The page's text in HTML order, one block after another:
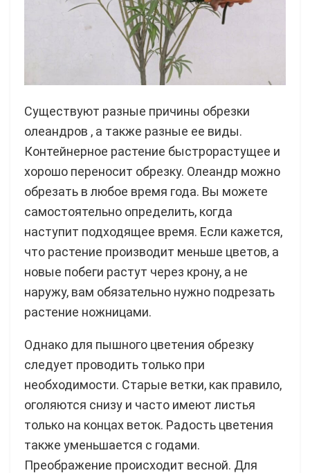
Существуют разные причины обрезки
олеандров , а также разные ее виды.
Контейнерное растение быстрорастущее и
хорошо переносит обрезку. Олеандр можно
обрезать в любое время года. Вы можете
самостоятельно определить, когда
наступит подходящее время. Если кажется,
что растение производит меньше цветов, а
новые побеги растут через крону, а не
наружу, вам обязательно нужно подрезать
растение ножницами.
Однако для пышного цветения обрезку
следует проводить только при
необходимости. Старые ветки, как правило,
оголяются снизу и часто имеют листья
только на концах веток. Радость цветения
также уменьшается с годами.
Преображение происходит весной. Для